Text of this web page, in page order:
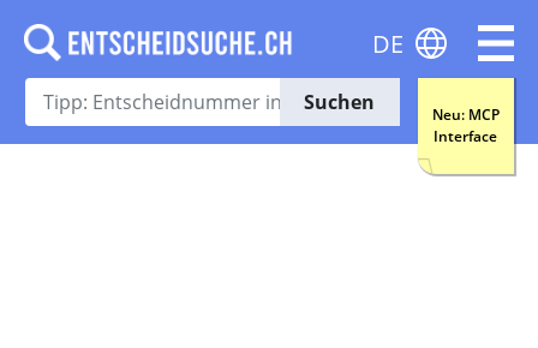
Suchen
Neu: MCP
Interface
DE